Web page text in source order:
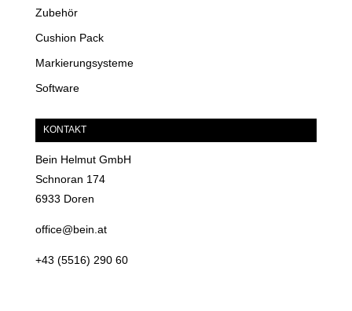
Zubehör
Cushion Pack
Markierungsysteme
Software
KONTAKT
Bein Helmut GmbH
Schnoran 174
6933 Doren
office@bein.at
+43 (5516) 290 60